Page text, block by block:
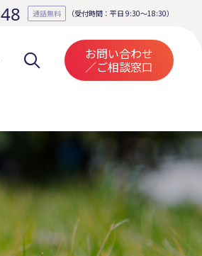
通話無料 （受付時間：平日 9:30～18:30）
お問い合わせ
／ご相談窓口